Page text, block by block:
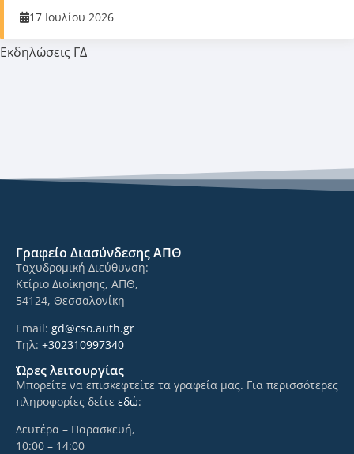
Εκδηλώσεις ΓΔ
17 Ιουλίου 2026
Γραφείο Διασύνδεσης ΑΠΘ
Ταχυδρομική Διεύθυνση:
Κτίριο Διοίκησης, ΑΠΘ,
54124, Θεσσαλονίκη
Email: gd@cso.auth.gr
Τηλ: +302310997340
Ώρες λειτουργίας
Μπορείτε να επισκεφτείτε τα γραφεία μας. Για περισσότερες
πληροφορίες δείτε εδώ:
Δευτέρα – Παρασκευή,
10:00 – 14:00